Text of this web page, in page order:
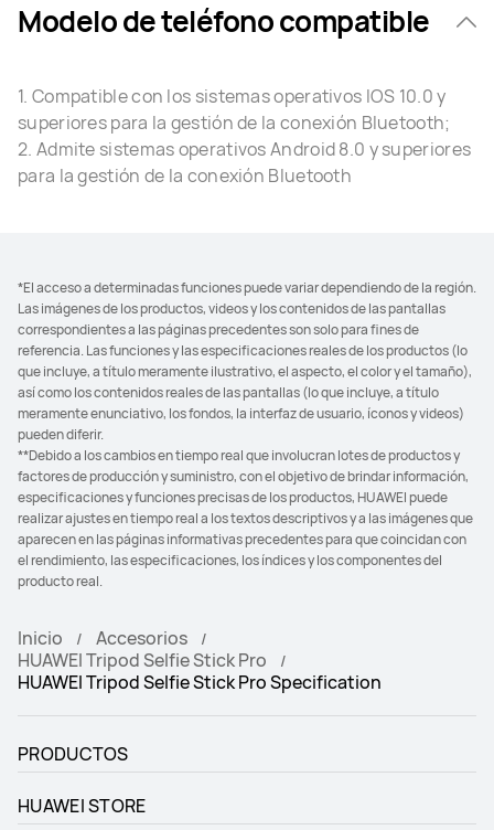
Modelo de teléfono compatible
1. Compatible con los sistemas operativos IOS 10.0 y
superiores para la gestión de la conexión Bluetooth;
2. Admite sistemas operativos Android 8.0 y superiores
para la gestión de la conexión Bluetooth
*El acceso a determinadas funciones puede variar dependiendo de la región.
Las imágenes de los productos, videos y los contenidos de las pantallas
correspondientes a las páginas precedentes son solo para fines de
referencia. Las funciones y las especificaciones reales de los productos (lo
que incluye, a título meramente ilustrativo, el aspecto, el color y el tamaño),
así como los contenidos reales de las pantallas (lo que incluye, a título
meramente enunciativo, los fondos, la interfaz de usuario, íconos y videos)
pueden diferir.
**Debido a los cambios en tiempo real que involucran lotes de productos y
factores de producción y suministro, con el objetivo de brindar información,
especificaciones y funciones precisas de los productos, HUAWEI puede
realizar ajustes en tiempo real a los textos descriptivos y a las imágenes que
aparecen en las páginas informativas precedentes para que coincidan con
el rendimiento, las especificaciones, los índices y los componentes del
producto real.
Inicio
Accesorios
HUAWEI Tripod Selfie Stick Pro
HUAWEI Tripod Selfie Stick Pro Specification
PRODUCTOS
HUAWEI STORE